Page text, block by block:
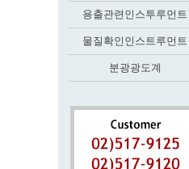
용출관련인스투루먼트
물질확인인스트루먼트
분광광도계